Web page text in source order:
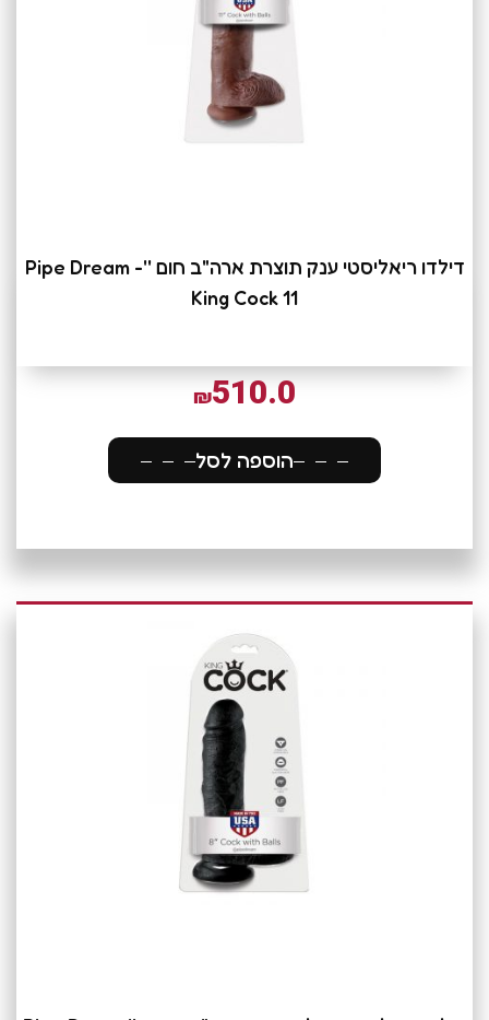
דילדו ריאליסטי ענק תוצרת ארה"ב חום ''Pipe Dream -
King Cock 11
₪510.0
הוספה לסל